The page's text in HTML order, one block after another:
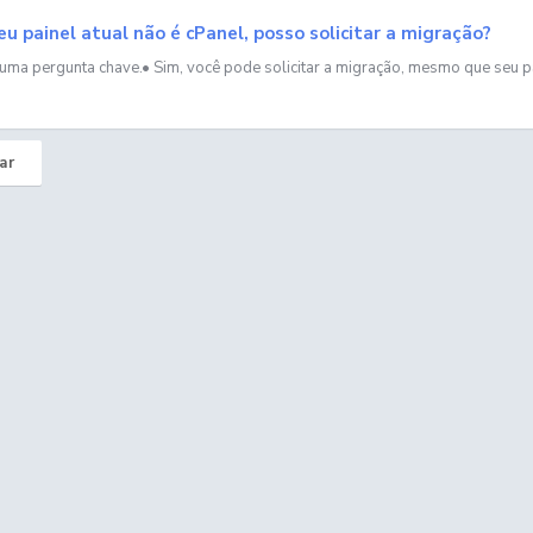
painel atual não é cPanel, posso solicitar a migração?
pergunta chave.• Sim, você pode solicitar a migração, mesmo que seu